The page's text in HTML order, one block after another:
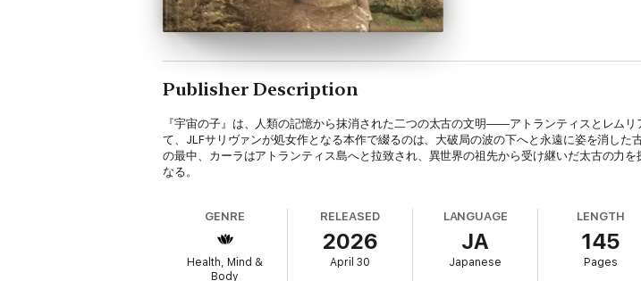
Publisher Description
『宇宙の子』は、人類の記憶から抹消された二つの太古の文明――アトランティスとレム
て、JLFサリヴァンが処女作となる本作で綴るのは、大破局の波の下へと永遠に姿を消し
の最中、カーラはアトランティス島へと拉致され、異世界の祖先から受け継いだ太古の力
なる。
GENRE
Health, Mind &
Body
RELEASED
2026
April 30
LANGUAGE
JA
Japanese
LENGTH
145
Pages